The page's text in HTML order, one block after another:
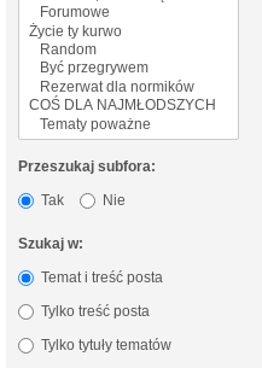
Przeszukaj subfora:
Tak
Nie
Szukaj w:
Temat i treść posta
Tylko treść posta
Tylko tytuły tematów